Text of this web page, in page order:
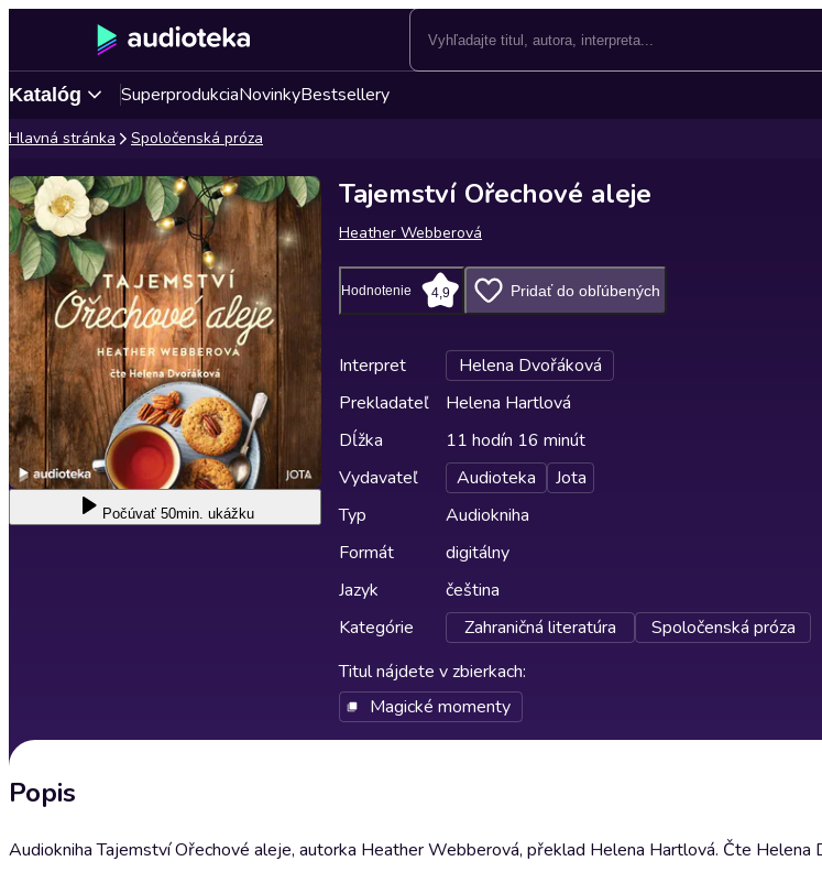
Katalóg SuperprodukciaNovinkyBestsellery
Hlavná stránka Spoločenská próza
Počúvať 50min. ukážku
Tajemství Ořechové aleje
Heather Webberová
Hodnotenie 4,9 Pridať do obľúbených
Interpret
Helena Dvořáková
Prekladateľ
Helena Hartlová
Dĺžka
11 hodín 16 minút
Vydavateľ
Audioteka
Jota
Typ
Audiokniha
Formát
digitálny
Jazyk
čeština
Kategórie
Zahraničná literatúra
Spoločenská próza
Titul nájdete v zbierkach:
Magické momenty
Popis
Audiokniha Tajemství Ořechové aleje, autorka Heather Webberová, překlad Helena Hartlová. Čte Helena